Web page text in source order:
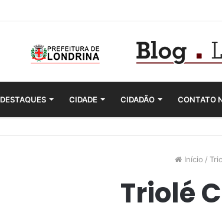
DESTAQUES CIDADE CIDADÃO CONTATO
Início /
Triolé